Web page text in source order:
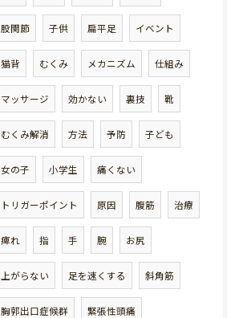
股関節 子供 扁平足 イベント
猫背 むくみ メカニズム 仕組み
マッサージ 効かない 裏技 靴
むくみ解消 方法 予防 子ども
女の子 小学生 痛くない
トリガーポイント 原因 腹筋 治療
痺れ 指 手 腕 お尻
上がらない 足を速くする 斜角筋
胸郭出口症候群 緊張性頭痛